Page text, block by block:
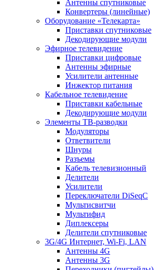
Антенны спутниковые
Конвертеры (линейные)
Оборудование «Телекарта»
Приставки спутниковые
Декодирующие модули
Эфирное телевидение
Приставки цифровые
Антенны эфирные
Усилители антенные
Инжектор питания
Кабельное телевидение
Приставки кабельные
Декодирующие модули
Элементы ТВ-разводки
Модуляторы
Ответвители
Шнуры
Разъемы
Кабель телевизионный
Делители
Усилители
Переключатели DiSeqC
Мультисвитчи
Мультифид
Диплексеры
Делители спутниковые
3G/4G Интернет, Wi-Fi, LAN
Антенны 4G
Антенны 3G